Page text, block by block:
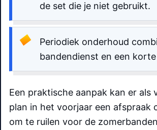
de set die je niet gebruikt.
Periodiek onderhoud
bandendienst en een
Een praktische aanpak kan er als
plan in het voorjaar een afspraak
om te ruilen voor de